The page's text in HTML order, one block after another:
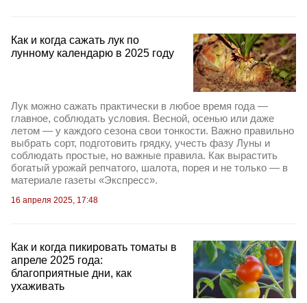
Как и когда сажать лук по
лунному календарю в 2025 году
Лук можно сажать практически в любое время года —
главное, соблюдать условия. Весной, осенью или даже
летом — у каждого сезона свои тонкости. Важно правильно
выбрать сорт, подготовить грядку, учесть фазу Луны и
соблюдать простые, но важные правила. Как вырастить
богатый урожай репчатого, шалота, порея и не только — в
материале газеты «Экспресс».
16 апреля 2025, 17:48
Как и когда пикировать томаты в
апреле 2025 года:
благоприятные дни, как
ухаживать